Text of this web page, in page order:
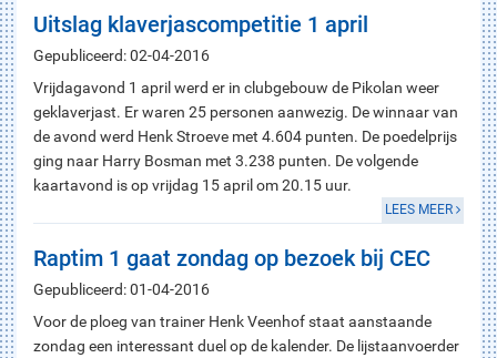
Uitslag klaverjascompetitie 1 april
Gepubliceerd: 02-04-2016
Vrijdagavond 1 april werd er in clubgebouw de Pikolan weer
geklaverjast. Er waren 25 personen aanwezig. De winnaar van
de avond werd Henk Stroeve met 4.604 punten. De poedelprijs
ging naar Harry Bosman met 3.238 punten. De volgende
kaartavond is op vrijdag 15 april om 20.15 uur.
LEES MEER
Raptim 1 gaat zondag op bezoek bij CEC
Gepubliceerd: 01-04-2016
Voor de ploeg van trainer Henk Veenhof staat aanstaande
zondag een interessant duel op de kalender. De lijstaanvoerder